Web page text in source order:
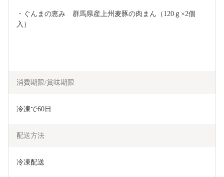
・ぐんまの恵み　群馬県産上州麦豚の肉まん（120ｇ×2個
入）
消費期限/賞味期限
冷凍で60日
配送方法
冷凍配送